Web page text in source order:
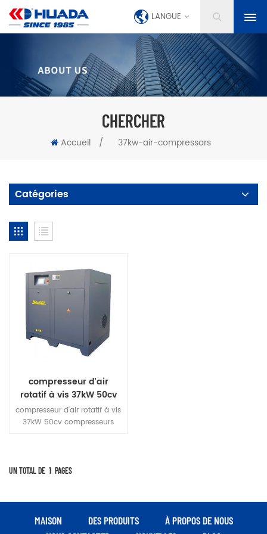
LANGUE
CHERCHER
Accueil / 37kw-air-compressors
Catégories
compresseur d'air
rotatif à vis 37kW 50cv
compresseurs d'air
compresseur d'air rotatif à vis
37kW 50cv compresseurs
une structure de dissipation
facile à installer, facile à
utiliser et a une longue durée
UN TOTAL DE 1 PAGES
MAISON DES PRODUITS
À PROPOS DE NOUS